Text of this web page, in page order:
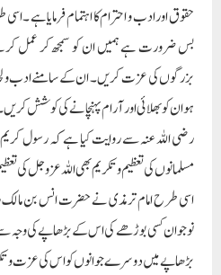
حقوق اور ادب و احترام کا اہتمام فرمایا ہے
بس ضرورت ہے ہمیں ان کو سمجھ کر عمل
بزرگوں کی عزت کریں ۔ ان کے سامنے ادب و
ہو ان کو بھلائی اور آرام پہنچانے کی کوشش
رضی اللہ عنہ سے روایت کیا ہے کہ رسول کریم
مسلمانوں کی تعظیم و تکریم بھی اللہ عزوجل کی
اسی طرح امام ترمذی نے حضرت انس بن مالک
نوجوان کسی بوڑھے کی اس کے بڑھاپے کی
بڑھاپے میں دوسرے جوانوں کو اس کی عزت و